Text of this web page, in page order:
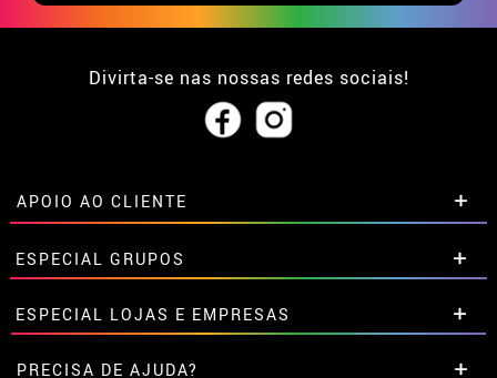
Divirta-se nas nossas redes sociais!
APOIO AO CLIENTE
• Sobre nós
• Condições de venda
• Aviso legal ePrivacidade
• Atendimento ao cliente
• Utilização de cookies
ESPECIAL GRUPOS
Descontos especiais para grupos.
Entre em contato connosco aqui
ESPECIAL LOJAS E EMPRESAS
Descontos especiais para grupos.
PRECISA DE AJUDA?